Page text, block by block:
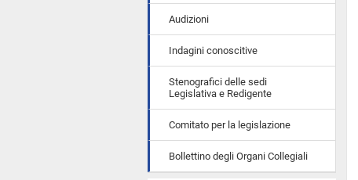
Audizioni
Indagini conoscitive
Stenografici delle sedi
Legislativa e Redigente
Comitato per la legislazione
Bollettino degli Organi Collegiali